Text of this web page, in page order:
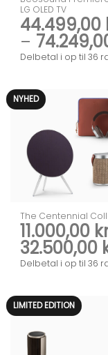
LG OLED TV
44.499,00
–
Delbetal i op til 36
NYHED
The Centennial
11.000,00
32.500,00
Delbetal i op til 36
LIMITED EDITION